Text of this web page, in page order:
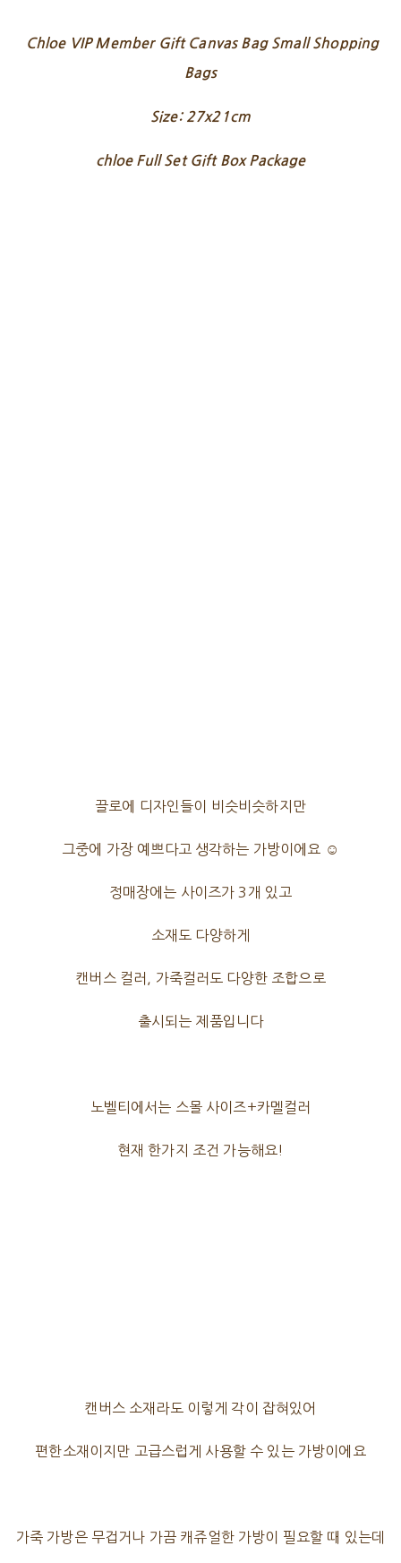
Chloe VIP Member Gift Canvas Bag Small Shopping
Bags
Size: 27x21cm
chloe Full Set Gift Box Package
끌로에 디자인들이 비슷비슷하지만
그중에 가장 예쁘다고 생각하는 가방이에요 ☺️
정매장에는 사이즈가 3개 있고
소재도 다양하게
캔버스 컬러, 가죽컬러도 다양한 조합으로
출시되는 제품입니다
노벨티에서는 스몰 사이즈+카멜컬러
현재 한가지 조건 가능해요!
캔버스 소재라도 이렇게 각이 잡혀있어
편한소재이지만 고급스럽게 사용할 수 있는 가방이에요
가죽 가방은 무겁거나 가끔 캐쥬얼한 가방이 필요할 때 있는데